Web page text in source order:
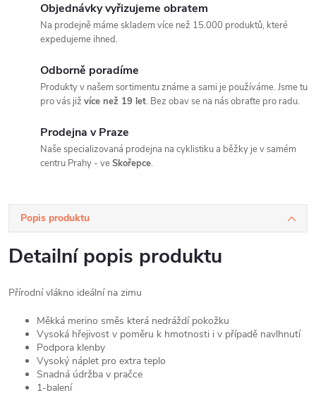
Objednávky vyřizujeme obratem
Na prodejně máme skladem více než 15.000 produktů, které
expedujeme ihned.
Odborně poradíme
Produkty v našem sortimentu známe a sami je používáme. Jsme tu
pro vás již více než 19 let. Bez obav se na nás obraťte pro radu.
Prodejna v Praze
Naše specializovaná prodejna na cyklistiku a běžky je v samém
centru Prahy - veSkořepce.
Popis produktu
Detailní popis produktu
Přírodní vlákno ideální na zimu
Měkká merino směs která nedráždí pokožku
Vysoká hřejivost v poměru k hmotnosti i v případě navlhnutí
Podpora klenby
Vysoký náplet pro extra teplo
Snadná údržba v pračce
1-balení